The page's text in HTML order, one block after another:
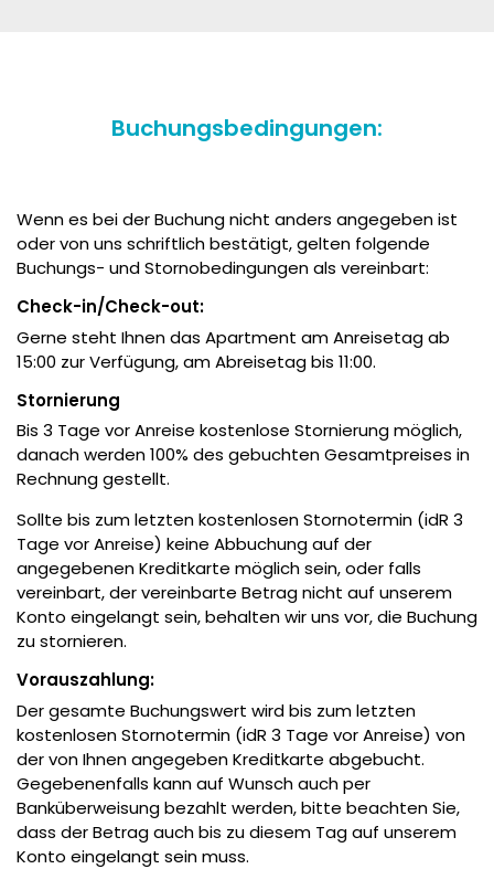
Buchungsbedingungen:
Wenn es bei der Buchung nicht anders angegeben ist
oder von uns schriftlich bestätigt, gelten folgende
Buchungs- und Stornobedingungen als vereinbart:
Check-in/Check-out:
Gerne steht Ihnen das Apartment am Anreisetag ab
15:00 zur Verfügung, am Abreisetag bis 11:00.
Stornierung
Bis 3 Tage vor Anreise kostenlose Stornierung möglich,
danach werden 100% des gebuchten Gesamtpreises in
Rechnung gestellt.
Sollte bis zum letzten kostenlosen Stornotermin (idR 3
Tage vor Anreise) keine Abbuchung auf der
angegebenen Kreditkarte möglich sein, oder falls
vereinbart, der vereinbarte Betrag nicht auf unserem
Konto eingelangt sein, behalten wir uns vor, die Buchung
zu stornieren.
Vorauszahlung:
Der gesamte Buchungswert wird bis zum letzten
kostenlosen Stornotermin (idR 3 Tage vor Anreise) von
der von Ihnen angegeben Kreditkarte abgebucht.
Gegebenenfalls kann auf Wunsch auch per
Banküberweisung bezahlt werden, bitte beachten Sie,
dass der Betrag auch bis zu diesem Tag auf unserem
Konto eingelangt sein muss.